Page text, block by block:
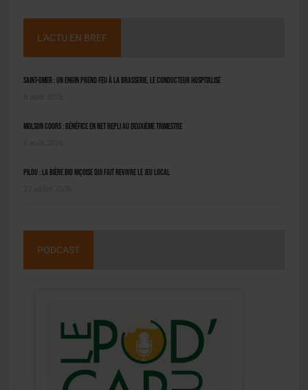
L'ACTU EN BREF
Saint-Omer : un engin prend feu à la brasserie, le conducteur hospitalisé
Molson Coors : bénéfice en net repli au deuxième trimestre
Pilou : la bière bio niçoise qui fait revivre le jeu local
PODCAST